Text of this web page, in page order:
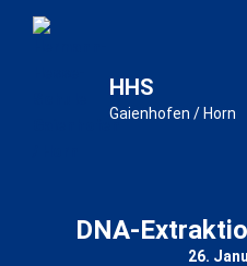
HHS
Gaienhofen / Horn
DNA-
26.